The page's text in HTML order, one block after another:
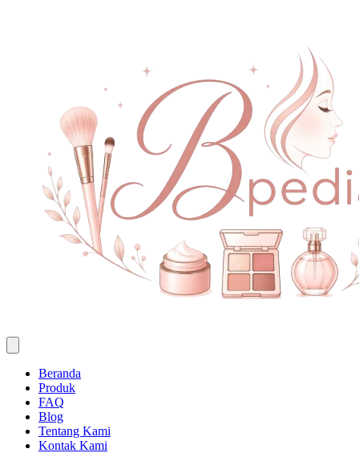
Beranda
Produk
FAQ
Blog
Tentang Kami
Kontak Kami